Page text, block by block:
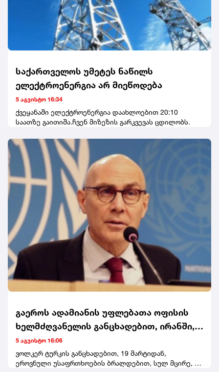
საქართველოს უმეტეს ნაწილს
ელექტროენერგია არ მიეწოდება
5 აგვისტო 16:34
ქვეყანაში ელექტროენერგია დაახლოებით 20:10
საათზე გაითიშა.ჩვენ მიზეზის გარკვევას ცდილობს.
გაეროს ადამიანის უფლებათა ოფისის
ხელმძღვანელის განცხადებით, ირანში,
მარტის შემდეგ, 50-ზე მეტი ადამიანი
დასაჯეს სიკვდილით
5 აგვისტო 16:06
ვოლკერ ტურკის განცხადებით, 19 მარტიდან,
ეროვნული უსაფრთხოების ბრალდებით, სულ მცირე, 56